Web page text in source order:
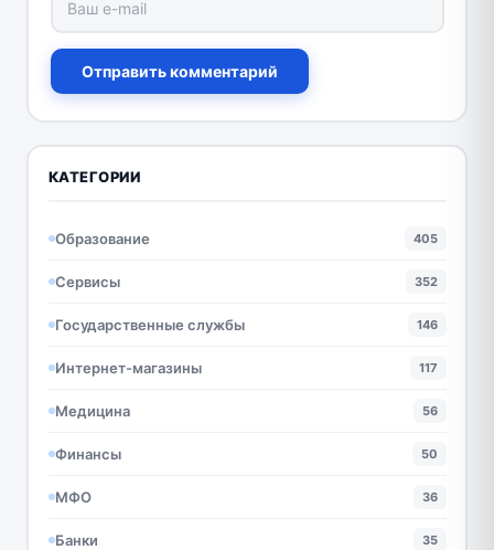
Отправить комментарий
КАТЕГОРИИ
Образование 405
Сервисы 352
Государственные службы 146
Интернет-магазины 117
Медицина 56
Финансы 50
МФО 36
Банки 35